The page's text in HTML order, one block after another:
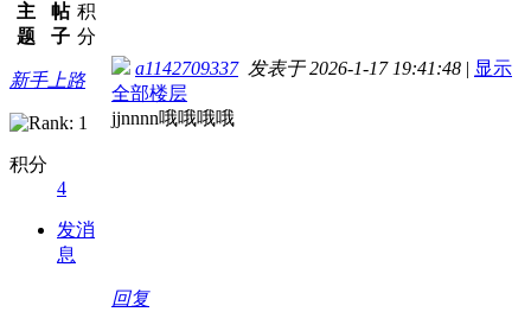
主
题
帖
子
积
分
新手上路
积分
4
发消
息
a1142709337发表于 2026-1-17 19:41:48 | 显示
全部楼层
jjnnnn哦哦哦哦
回复